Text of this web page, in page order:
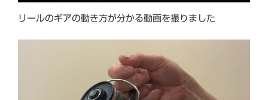
リールのギアの動き方が分かる動画を撮りました